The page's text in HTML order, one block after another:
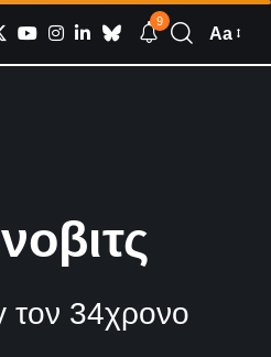
9
Aa
τον 34χρονο